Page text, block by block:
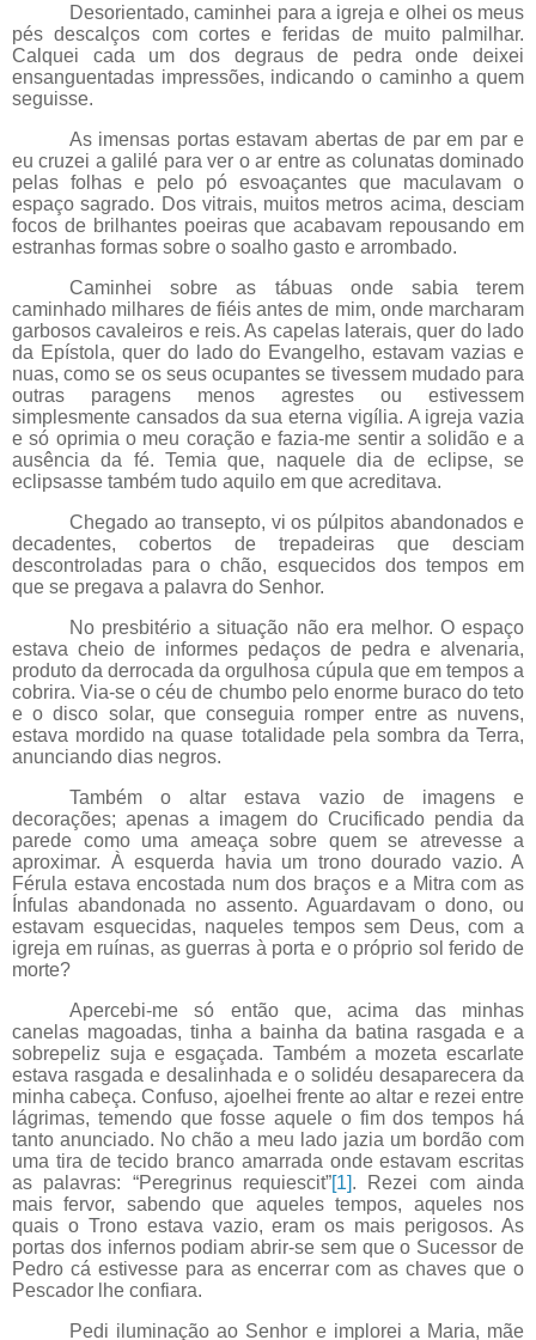
Desorientado, caminhei para a igreja e olhei os meus
pés descalços com cortes e feridas de muito palmilhar.
Calquei cada um dos degraus de pedra onde deixei
ensanguentadas impressões, indicando o caminho a quem
seguisse.
As imensas portas estavam abertas de par em par e
eu cruzei a galilé para ver o ar entre as colunatas dominado
pelas folhas e pelo pó esvoaçantes que maculavam o
espaço sagrado. Dos vitrais, muitos metros acima, desciam
focos de brilhantes poeiras que acabavam repousando em
estranhas formas sobre o soalho gasto e arrombado.
Caminhei sobre as tábuas onde sabia terem
caminhado milhares de fiéis antes de mim, onde marcharam
garbosos cavaleiros e reis. As capelas laterais, quer do lado
da Epístola, quer do lado do Evangelho, estavam vazias e
nuas, como se os seus ocupantes se tivessem mudado para
outras paragens menos agrestes ou estivessem
simplesmente cansados da sua eterna vigília. A igreja vazia
e só oprimia o meu coração e fazia-me sentir a solidão e a
ausência da fé. Temia que, naquele dia de eclipse, se
eclipsasse também tudo aquilo em que acreditava.
Chegado ao transepto, vi os púlpitos abandonados e
decadentes, cobertos de trepadeiras que desciam
descontroladas para o chão, esquecidos dos tempos em
que se pregava a palavra do Senhor.
No presbitério a situação não era melhor. O espaço
estava cheio de informes pedaços de pedra e alvenaria,
produto da derrocada da orgulhosa cúpula que em tempos a
cobrira. Via-se o céu de chumbo pelo enorme buraco do teto
e o disco solar, que conseguia romper entre as nuvens,
estava mordido na quase totalidade pela sombra da Terra,
anunciando dias negros.
Também o altar estava vazio de imagens e
decorações; apenas a imagem do Crucificado pendia da
parede como uma ameaça sobre quem se atrevesse a
aproximar. À esquerda havia um trono dourado vazio. A
Férula estava encostada num dos braços e a Mitra com as
Ínfulas abandonada no assento. Aguardavam o dono, ou
estavam esquecidas, naqueles tempos sem Deus, com a
igreja em ruínas, as guerras à porta e o próprio sol ferido de
morte?
Apercebi-me só então que, acima das minhas
canelas magoadas, tinha a bainha da batina rasgada e a
sobrepeliz suja e esgaçada. Também a mozeta escarlate
estava rasgada e desalinhada e o solidéu desaparecera da
minha cabeça. Confuso, ajoelhei frente ao altar e rezei entre
lágrimas, temendo que fosse aquele o fim dos tempos há
tanto anunciado. No chão a meu lado jazia um bordão com
uma tira de tecido branco amarrada onde estavam escritas
as palavras: “Peregrinus requiescit”[1]. Rezei com ainda
mais fervor, sabendo que aqueles tempos, aqueles nos
quais o Trono estava vazio, eram os mais perigosos. As
portas dos infernos podiam abrir-se sem que o Sucessor de
Pedro cá estivesse para as encerrar com as chaves que o
Pescador lhe confiara.
Pedi iluminação ao Senhor e implorei a Maria, mãe